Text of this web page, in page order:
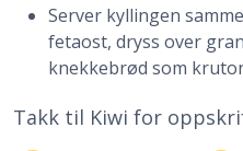
Server kyllingen
fetaost, dryss over
knekkebrød som
Takk til Kiwi for